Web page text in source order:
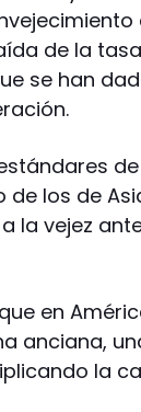
de la
se han
los de
la vejez
en
anciana,
la